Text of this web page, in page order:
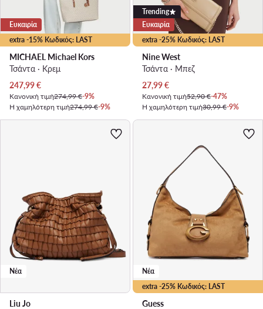
extra -15% Κωδικός: LAST
Ευκαιρία
MICHAEL Michael Kors
Τσάντα · Κρεμ
Τρέχουσα τιμή
247,99€
Κανονική τιμή274,99 €-9%
Η χαμηλότερη τιμή274,99 €-9%
extra -25% Κωδικός: LAST
Trending
Ευκαιρία
Nine West
Τσάντα · Μπεζ
Τρέχουσα τιμή
27,99€
Κανονική τιμή52,90 €-47%
Η χαμηλότερη τιμή30,99 €-9%
Νέα
Liu Jo
extra -25% Κωδικός: LAST
Νέα
Guess